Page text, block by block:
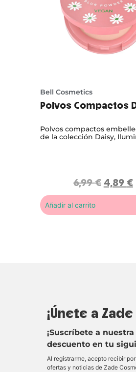
Bell Cosmetics
Polvos Compactos
Polvos compactos
de la colección Daisy,
6,99€ 4,89 €
Añadir al carrito
¡Únete a
¡Suscríbete a
descuento en tu
Al registrarme, acepto recibir
ofertas y noticias de Zade